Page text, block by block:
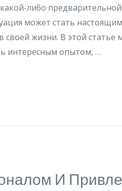
либо предварительной
может стать настоящим
своей жизни. В этой статье
интересным опытом, …
И